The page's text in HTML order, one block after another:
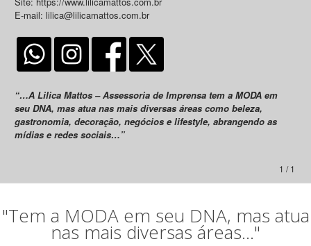
E-mail: lilica@lilicamattos.com.br
“…A Lilica Mattos – Assessoria de Imprensa tem a MODA em
seu DNA, mas atua nas mais diversas áreas como beleza,
gastronomia, decoração, negócios e lifestyle, abrangendo as
mídias e redes sociais…”
1 / 1
"Tem a MODA em seu DNA, mas atua
nas mais diversas áreas..."